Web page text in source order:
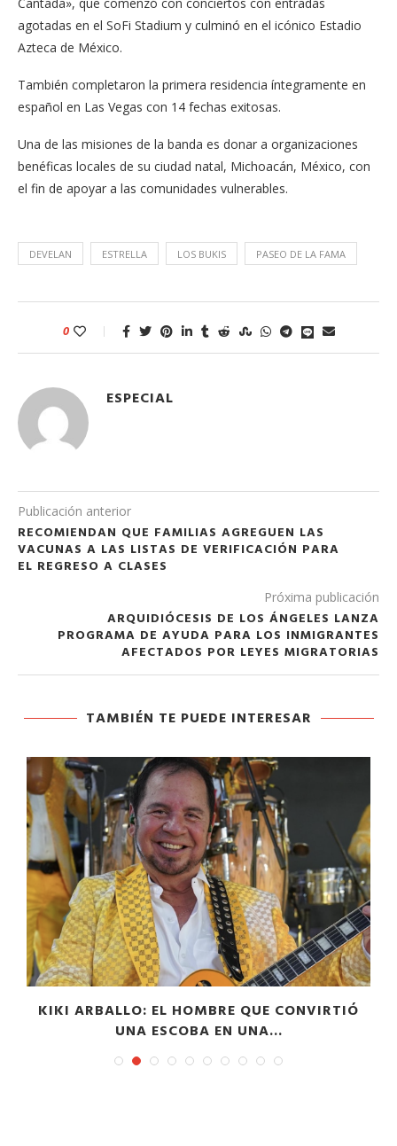
agotadas en el SoFi Stadium y culminó en el icónico Estadio
Azteca de México.
También completaron la primera residencia íntegramente en
español en Las Vegas con 14 fechas exitosas.
Una de las misiones de la banda es donar a organizaciones
benéficas locales de su ciudad natal, Michoacán, México, con
el fin de apoyar a las comunidades vulnerables.
DEVELAN ESTRELLA LOS BUKIS PASEO DE LA FAMA
0
ESPECIAL
Publicación anterior
RECOMIENDAN QUE FAMILIAS AGREGUEN LAS
VACUNAS A LAS LISTAS DE VERIFICACIÓN PARA
EL REGRESO A CLASES
Próxima publicación
ARQUIDIÓCESIS DE LOS ÁNGELES LANZA
PROGRAMA DE AYUDA PARA LOS INMIGRANTES
AFECTADOS POR LEYES MIGRATORIAS
TAMBIÉN TE PUEDE INTERESAR
KIKI ARBALLO: EL HOMBRE QUE CONVIRTIÓ
UNA ESCOBA EN UNA...